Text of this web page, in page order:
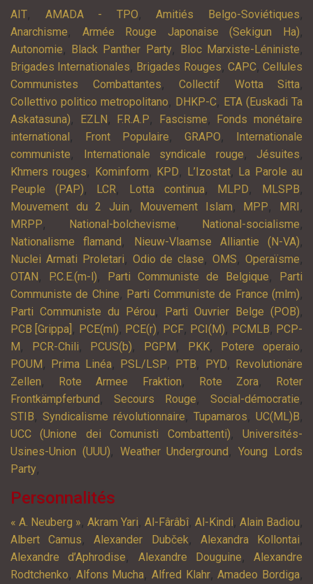
AIT, AMADA - TPO,Amitiés Belgo-Soviétiques,
Anarchisme, Armée Rouge Japonaise (Sekigun Ha),
Autonomie, Black Panther Party, Bloc Marxiste-Léniniste,
Brigades Internationales, Brigades Rouges, CAPC,Cellules
Communistes Combattantes, Collectif Wotta Sitta,
Collettivo politico metropolitano, DHKP-C, ETA (Euskadi Ta
Askatasuna), EZLN , F.R.A.P, Fascisme,
Fonds monétaire
international , Front Populaire, GRAPO,
Internationale
communiste, Internationale syndicale rouge, Jésuites,
Khmers rouges, Kominform, KPD, L’Izostat, La Parole au
Peuple (PAP), LCR, Lotta continua, MLPD, MLSPB,
Mouvement du 2 Juin, Mouvement Islam, MPP, MRI ,
MRPP, National-bolchevisme, National-socialisme,
Nationalisme flamand , Nieuw-Vlaamse Alliantie (N-VA),
Nuclei Armati Proletari, Odio de clase,OMS,Operaïsme,
OTAN , P.C.E.(m-l), Parti Communiste de Belgique,
Parti
Communiste de Chine, Parti Communiste de France (mlm),
Parti Communiste du Pérou, Parti Ouvrier Belge (POB),
PCB [Grippa] , PCE(ml), PCE(r), PCF, PCI(M), PCMLB, PCP-
M , PCR-Chili, PCUS(b), PGPM , PKK, Potere operaio,
POUM , Prima Linéa, PSL/LSP, PTB, PYD,
Revolutionäre
Zellen, Rote Armee Fraktion, Rote Zora,
Roter
Frontkämpferbund , Secours Rouge, Social-démocratie,
STIB, Syndicalisme révolutionnaire, Tupamaros, UC(ML)B,
UCC (Unione dei Comunisti Combattenti),Universités-
Usines-Union (UUU), Weather Underground ,Young Lords
Party,
Personnalités
« A. Neuberg », Akram Yari, Al-Fârâbî, Al-Kindi, Alain Badiou,
Albert Camus,Alexander Dubček, Alexandra Kollontai,
Alexandre d’Aphrodise, Alexandre Douguine, Alexandre
Rodtchenko, Alfons Mucha,Alfred Klahr,Amadeo Bordiga,